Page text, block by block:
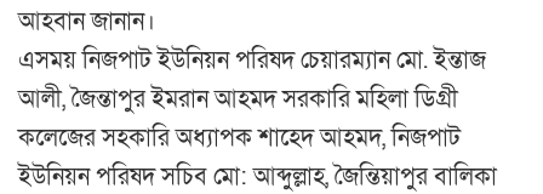
আহবান জানান।
এসময় নিজপাট ইউনিয়ন পরিষদ চেয়ারম্যান মো. ইন্তাজ
আলী, জৈন্তাপুর ইমরান আহমদ সরকারি মহিলা ডিগ্রী
কলেজের সহকারি অধ্যাপক শাহেদ আহমদ, নিজপাট
ইউনিয়ন পরিষদ সচিব মো: আব্দুল্লাহ, জৈন্তিয়াপুর বালিকা